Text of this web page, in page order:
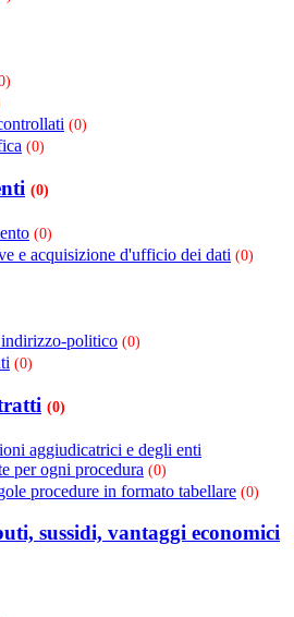
(0)
(0)
(0)
(0)
e acquisizione d'ufficio dei dati (0)
politico (0)
(0)
(0)
aggiudicatrici e degli enti
per ogni procedura (0)
procedure in formato tabellare (0)
sussidi, vantaggi economici